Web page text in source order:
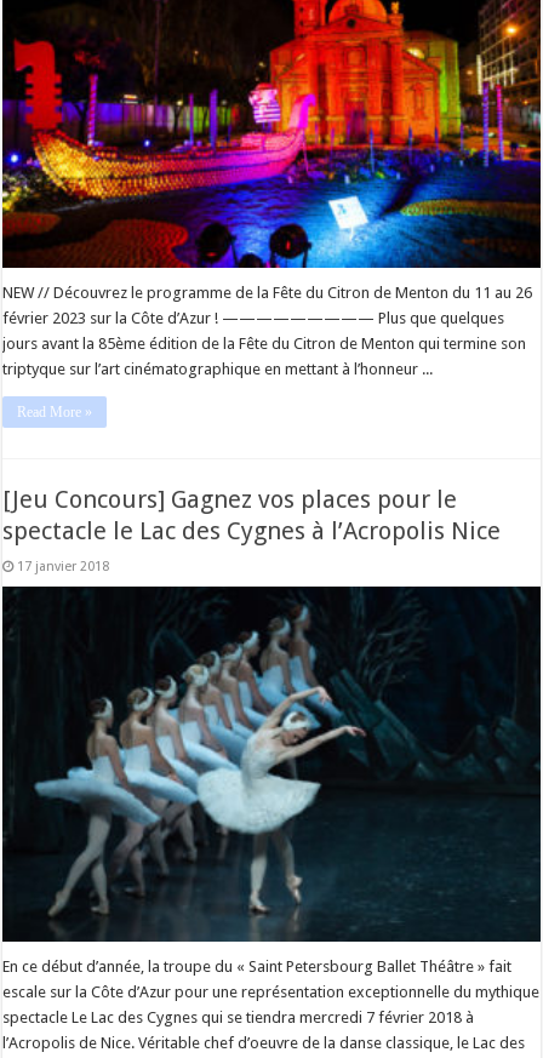
NEW // Découvrez le programme de la Fête du Citron de Menton du 11 au 26
février 2023 sur la Côte d’Azur ! ————————— Plus que quelques
jours avant la 85ème édition de la Fête du Citron de Menton qui termine son
triptyque sur l’art cinématographique en mettant à l’honneur ...
Read More »
[Jeu Concours] Gagnez vos places pour le
spectacle le Lac des Cygnes à l’Acropolis Nice
17 janvier 2018
En ce début d’année, la troupe du « Saint Petersbourg Ballet Théâtre » fait
escale sur la Côte d’Azur pour une représentation exceptionnelle du mythique
spectacle Le Lac des Cygnes qui se tiendra mercredi 7 février 2018 à
l’Acropolis de Nice. Véritable chef d’oeuvre de la danse classique, le Lac des